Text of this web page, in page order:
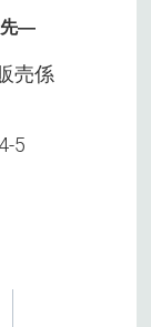
先―
売係
5